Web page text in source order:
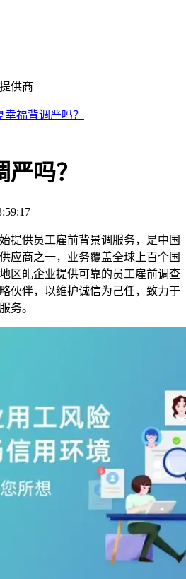
供商
幸福背调严吗？
吗？
提供员工雇前背景调服务，是中国
应商之一，业务覆盖全球上百个国
区癿企业提供可靠的员工雇前调查
伙伴，以维护诚信为己任，致力于
务。